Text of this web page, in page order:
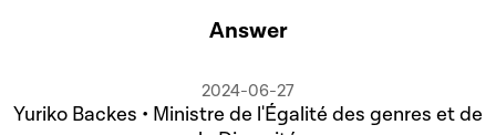
Answer
2024-06-27
Yuriko Backes • Ministre de l'Égalité des genres et de